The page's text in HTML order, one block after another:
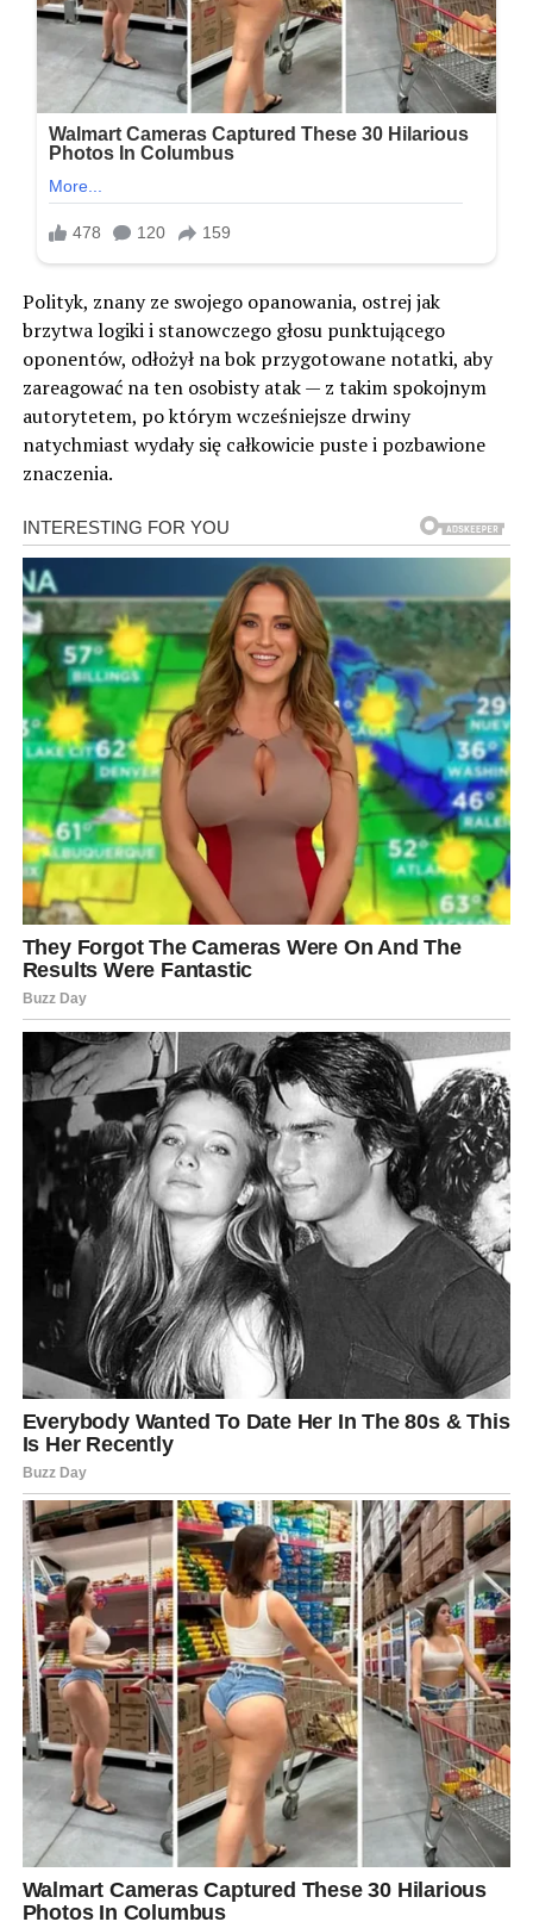
Polityk, znany ze swojego opanowania, ostrej jak
brzytwa logiki i stanowczego głosu punktującego
oponentów, odłożył na bok przygotowane notatki, aby
zareagować na ten osobisty atak — z takim spokojnym
autorytetem, po którym wcześniejsze drwiny
natychmiast wydały się całkowicie puste i pozbawione
znaczenia.